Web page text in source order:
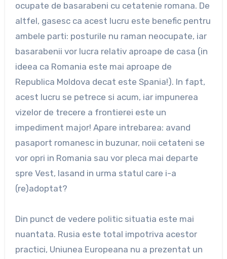
ocupate de basarabeni cu cetatenie romana. De
altfel, gasesc ca acest lucru este benefic pentru
ambele parti: posturile nu raman neocupate, iar
basarabenii vor lucra relativ aproape de casa (in
ideea ca Romania este mai aproape de
Republica Moldova decat este Spania!). In fapt,
acest lucru se petrece si acum, iar impunerea
vizelor de trecere a frontierei este un
impediment major! Apare intrebarea: avand
pasaport romanesc in buzunar, noii cetateni se
vor opri in Romania sau vor pleca mai departe
spre Vest, lasand in urma statul care i-a
(re)adoptat?
Din punct de vedere politic situatia este mai
nuantata. Rusia este total impotriva acestor
practici, Uniunea Europeana nu a prezentat un